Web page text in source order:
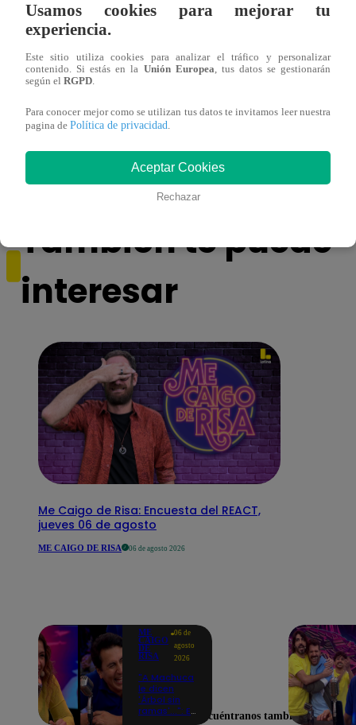
ganadora de Yo Soy: Nueva Generación!
También te puede
interesar
Me Caigo de Risa: Encuesta del REACT,
jueves 06 de agosto
ME CAIGO DE RISA 06 de agosto 2026
ME
CAIGO
DE
RISA
06 de
agosto
2026
"A Machuca
le dicen
'Árbol sin
ramas'...": El
Usamos cookies para mejorar tu
experiencia.
Este sitio utiliza cookies para analizar el tráfico y personalizar
contenido. Si estás en la Unión Europea, tus datos se gestionarán
según el RGPD.
Para conocer mejor como se utilizan tus datos te invitamos leer nuestra
pagina de Política de privacidad.
Aceptar Cookies
Rechazar
Encuéntranos también en